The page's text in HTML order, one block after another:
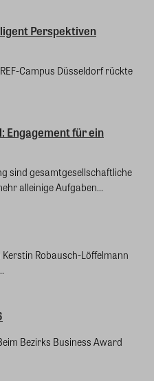
Perspektiven
Campus Düsseldorf rückte
Engagement für ein
sind gesamtgesellschaftliche
alleinige Aufgaben...
Robausch-Löffelmann
Bezirks Business Award